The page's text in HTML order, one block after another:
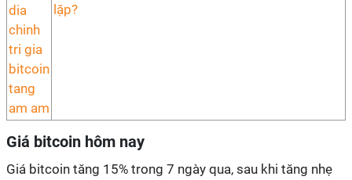
lặp?
Giá bitcoin hôm nay
Giá bitcoin tăng 15% trong 7 ngày qua, sau khi tăng nhẹ